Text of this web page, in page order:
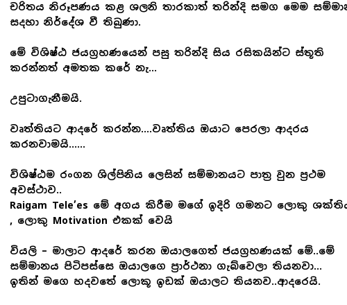
චරිතය නිරූපණය කළ ශලනි තාරකාත් තරින්දි සමග මෙම
සදහා නිර්දේශ වී තිබුණා.
මේ විශිෂ්ඨ ජයග්‍රහණයෙන් පසු තරින්දි සිය රසිකයින්ට ස්තූති
කරන්නත් අමතක කරේ නැ…
උපුටාගැනීමයි.
වෘත්තියට ආදරේ කරන්න….වෘත්තිය ඔයාට පෙරලා ආදරය
කරනවාමයි……
විශිෂ්ඨම රංගන ශිල්පිනිය ලෙසින් සම්මානයට පාත්‍ර වුන ප්‍රථම
අවස්ථාව..
Raigam Tele’es මේ අගය කිරීම මගේ ඉදිරි ගමනට ලොකු
, ලොකු Motivation එකක් වෙයි
වියලි – මාලාට ආදරේ කරන ඔයාලගෙත් ජයග්‍රහණයක් මේ..මේ
සම්මානය පිටිපස්සෙ ඔයාලගෙ ප්‍රාර්ථනා ගැබ්වෙලා තියනවා…
ඉතින් මගෙ හදවතේ ලොකූ ඉඩක් ඔයාලට තියනව..ආදරෙයි.